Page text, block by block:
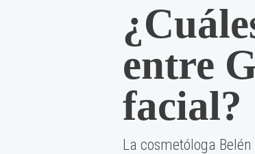
entre
facial?
La cosmetóloga